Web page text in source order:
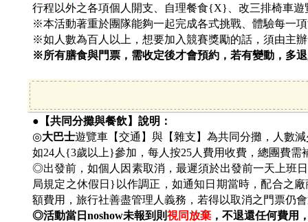
行程以外之各項個人開支、
自理餐食{X} 、改三排椅車
※本活動著重於團隊能夠一起完成各式挑戰、體驗每一
※如人數為百人以上，想要加入競賽獎勵的話，須由主
※所有膳食與門票，需收定後才會預約，若有變動，多
●【共同分攤與餐飲】說明：
◎大巴士遊覽車【交通】與【雜支】為共同分攤，人數
如24人{3歲以上}參加，每人按25人費用收費，總團費
◎出發前，如個人因素取消，最遲須於出發前一天上班
局規定之休假日}以作調正，如通知日期當時，配合之
額費用，旅行社善盡管理人義務，若得以取消之門票仍
◎活動當日noshow未報到則視同放棄 ，不退還任何費用